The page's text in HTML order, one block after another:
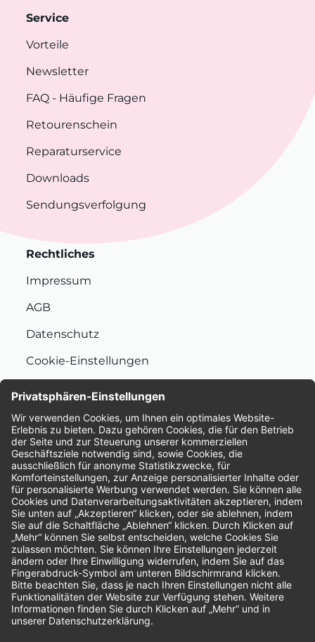
Service
Vorteile
Newsletter
FAQ - Häufige Fragen
Retourenschein
Reparaturservice
Downloads
Sendungsverfolgung
Rechtliches
Impressum
AGB
Datenschutz
Cookie-Einstellungen
Bewertungen